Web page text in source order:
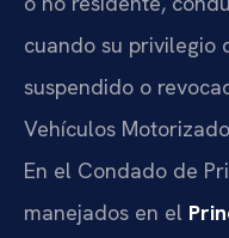
cuando su privilegio
suspendido o
Vehículos
En el Condado de
manejados en el